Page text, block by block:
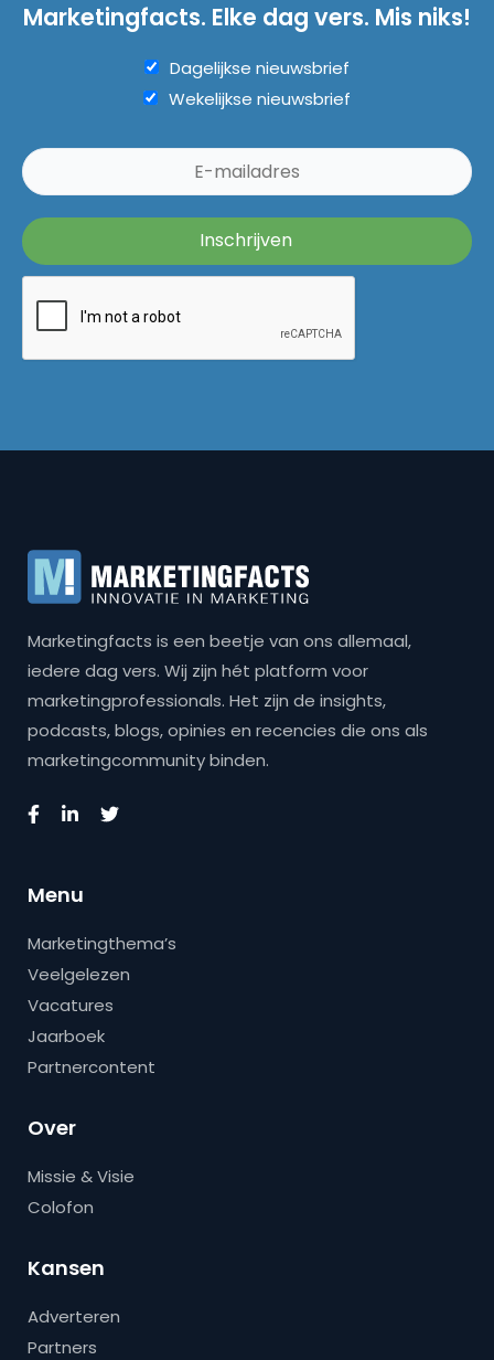
Marketingfacts. Elke dag vers. Mis niks!
Dagelijkse nieuwsbrief
Wekelijkse nieuwsbrief
Marketingfacts is een beetje van ons allemaal,
iedere dag vers. Wij zijn hét platform voor
marketingprofessionals. Het zijn de insights,
podcasts, blogs, opinies en recencies die ons als
marketingcommunity binden.
Menu
Marketingthema’s
Veelgelezen
Vacatures
Jaarboek
Partnercontent
Over
Missie & Visie
Colofon
Kansen
Adverteren
Partners